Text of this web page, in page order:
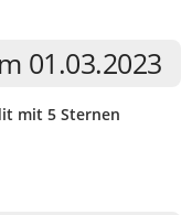
01.03.2023
mit 5 Sternen